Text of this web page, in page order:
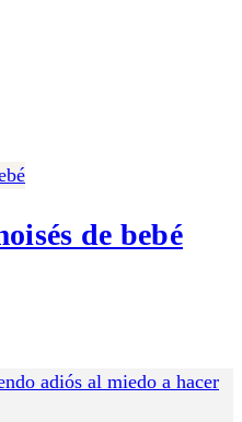
de bebé